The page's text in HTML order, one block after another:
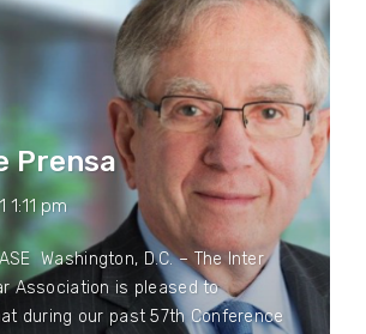
Prensa
1:11 pm
Washington, D.C. – The Inter
Association is pleased to
during our past 57th Conference